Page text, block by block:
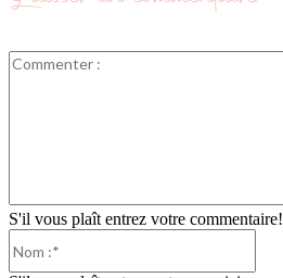
S'il vous plaît entrez votre commentaire!